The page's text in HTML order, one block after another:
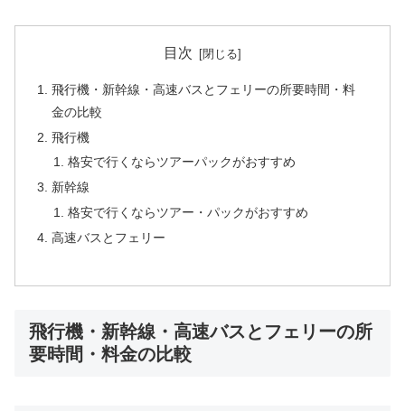
目次
飛行機・新幹線・高速バスとフェリーの所要時間・料
金の比較
飛行機
格安で行くならツアーパックがおすすめ
新幹線
格安で行くならツアー・パックがおすすめ
高速バスとフェリー
飛行機・新幹線・高速バスとフェリーの所
要時間・料金の比較